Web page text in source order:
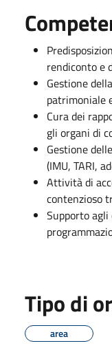
rendiconto e
Gestione
patrimoniale
Cura dei
gli organi di
Gestione
(IMU, TARI,
Attività di
contenzioso
Supporto
Tipo di
area